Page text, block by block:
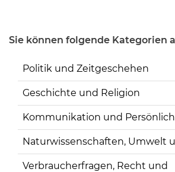
Sie können folgende Kategorien
Politik und Zeitgeschehen
Geschichte und Religion
Kommunikation und
Naturwissenschaften, Umwelt
Verbraucherfragen, Recht und